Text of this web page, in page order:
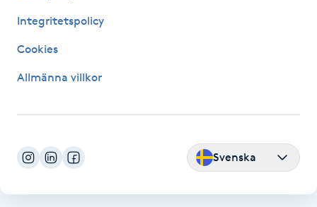
Kemisk peeling
Integritetspolicy
Cookies
Allmänna villkor
Svenska